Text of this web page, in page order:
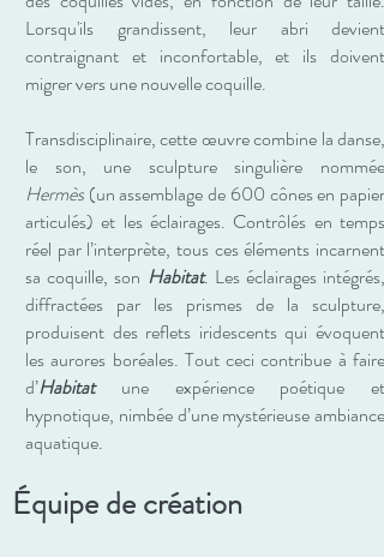
Lorsqu'ils grandissent, leur abri devient
contraignant et inconfortable, et ils doivent
migrer vers une nouvelle coquille.
Transdisciplinaire, cette œuvre combine la danse,
le son, une sculpture singulière nommée
Hermès (un assemblage de 600 cônes en papier
articulés) et les éclairages. Contrôlés en temps
réel par l’interprète, tous ces éléments incarnent
sa coquille, son Habitat. Les éclairages intégrés,
diffractées par les prismes de la sculpture,
produisent des reflets iridescents qui évoquent
les aurores boréales. Tout ceci contribue à faire
d’Habitatune expérience poétique et
hypnotique, nimbée d’une mystérieuse ambiance
aquatique.
Équipe de création